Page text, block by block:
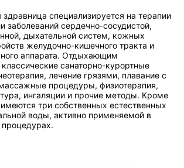
специализируется на терапии
заболеваний сердечно-сосудистой,
дыхательной систем, кожных
желудочно-кишечного тракта и
аппарата. Отдыхающим
санаторно-курортные
лечение грязями, плавание с
процедуры, физиотерапия,
ингаляции и прочие методы. Кроме
имеются три собственных естественных
воды, активно применяемой в